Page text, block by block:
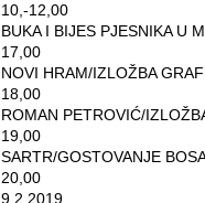
10,-12,00
BUKA I BIJES PJESNIKA U
17,00
NOVI HRAM/IZLOŽBA
18,00
ROMAN PETROVIĆ/
19,00
SARTR/GOSTOVANJE
20,00
9.2.2019.